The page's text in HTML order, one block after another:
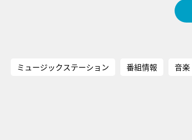
ミュージックステーション 番組情報 音楽